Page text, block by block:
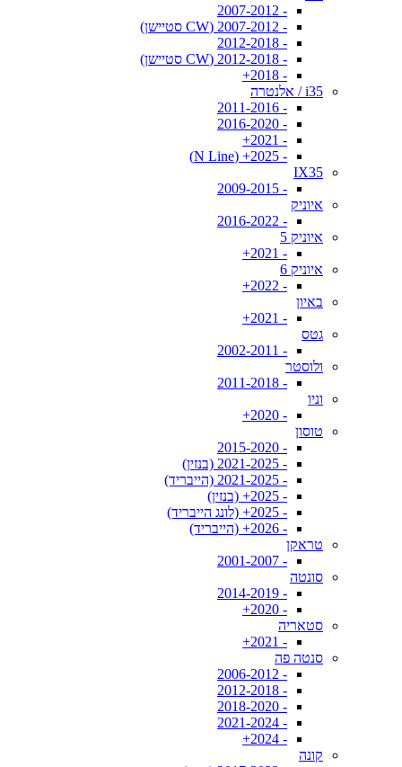
- 2007-2012
- 2007-2012 (CW סטיישן)
- 2012-2018
- 2012-2018 (CW סטיישן)
- 2018+
i35 / אלנטרה
- 2011-2016
- 2016-2020
- 2021+
- 2025+ (N Line)
IX35
- 2009-2015
איוניק
- 2016-2022
איוניק 5
- 2021+
איוניק 6
- 2022+
באיון
- 2021+
גטס
- 2002-2011
ולוסטר
- 2011-2018
וניו
- 2020+
טוסון
- 2015-2020
- 2021-2025 (בנזין)
- 2021-2025 (הייבריד)
- 2025+ (בנזין)
- 2025+ (לונג הייבריד)
- 2026+ (הייבריד)
טראקן
- 2001-2007
סונטה
- 2014-2019
- 2020+
סטאריה
- 2021+
סנטה פה
- 2006-2012
- 2012-2018
- 2018-2020
- 2021-2024
- 2024+
קונה